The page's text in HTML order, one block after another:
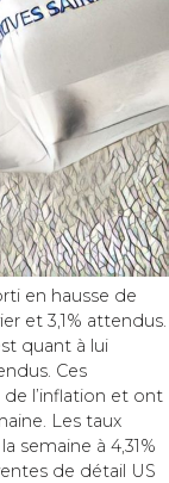
en hausse de
et 3,1% attendus.
quant à lui
Ces
l’inflation et ont
Les taux
semaine à 4,31%
de détail US